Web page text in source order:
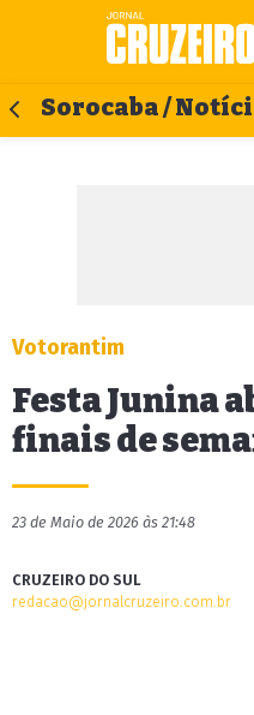
Sorocaba /
Votorantim
Festa Junina
finais de
23 de Maio de 2026 às 21:48
CRUZEIRO DO SUL
redacao@jornalcruzeiro.com.br